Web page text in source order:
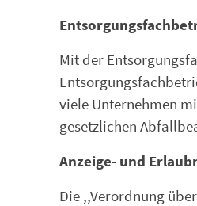
Mit der
viele Unternehmen
gesetzlichen
Anzeige- und
Die ,,Verordnung